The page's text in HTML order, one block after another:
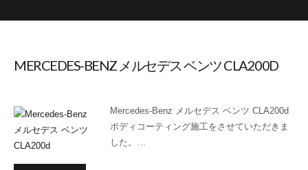
MERCEDES-BENZ メルセデス ベンツ CLA200D
Mercedes-Benz メルセデス ベンツ CLA200d
ボディコーティング施工をさせていただきま
した。…